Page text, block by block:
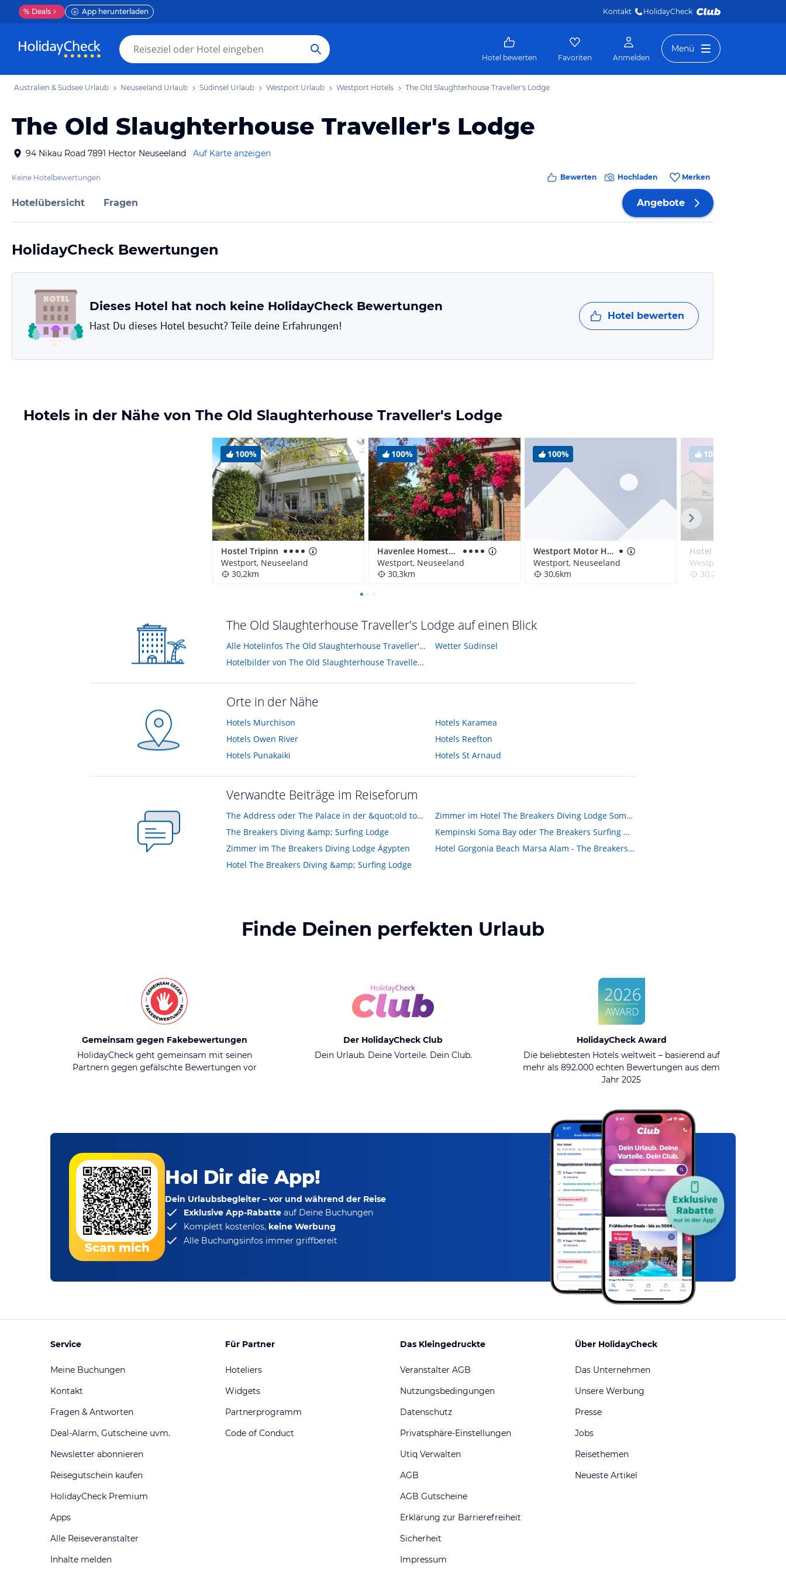
% Deals App herunterladen Kontakt HolidayCheck
Hotel bewerten Favoriten Anmelden
Menü
Australien & Südsee Urlaub Neuseeland Urlaub Südinsel Urlaub Westport Urlaub Westport Hotels The Old Slaughterhouse Traveller's Lodge
The Old Slaughterhouse Traveller's Lodge
94 Nikau Road 7891 Hector Neuseeland Auf Karte anzeigen
Keine Hotelbewertungen Bewerten Hochladen Merken
Hotelübersicht Fragen Angebote
HolidayCheck Bewertungen
Dieses Hotel hat noch keine HolidayCheck Bewertungen
Hast Du dieses Hotel besucht? Teile deine Erfahrungen!
Hotel bewerten
Hotels in der Nähe von The Old Slaughterhouse Traveller's Lodge
100%
Hostel Tripinn
Westport, Neuseeland
30,2km
100%
Havenlee Homestay Guesthouse
Westport, Neuseeland
30,3km
100%
Westport Motor Hotel
Westport, Neuseeland
30,6km
100%
Westport, Neuseeland
30,7km
The Old Slaughterhouse Traveller's Lodge auf einen Blick
Alle Hotelinfos The Old Slaughterhouse Traveller's Lodge
Hotelbilder von The Old Slaughterhouse Traveller's Lodge
Wetter Südinsel
Orte in der Nähe
Hotels Murchison
Hotels Owen River
Hotels Punakaiki
Hotels Karamea
Hotels Reefton
Hotels St Arnaud
Verwandte Beiträge im Reiseforum
The Address oder The Palace in der &quot;old town&quot; ?
The Breakers Diving &amp; Surfing Lodge
Zimmer im The Breakers Diving Lodge Ägypten
Hotel The Breakers Diving &amp; Surfing Lodge
Zimmer im Hotel The Breakers Diving Lodge Soma Bay
Kempinski Soma Bay oder The Breakers Surfing &amp; Diving Lodge
Hotel Gorgonia Beach Marsa Alam - The Breakers Diving &amp; Surfing Lodge
Finde Deinen perfekten Urlaub
Gemeinsam gegen Fakebewertungen
HolidayCheck geht gemeinsam mit seinen
Partnern gegen gefälschte Bewertungen vor
Der HolidayCheck Club
Dein Urlaub. Deine Vorteile. Dein Club.
HolidayCheck Award
Die beliebtesten Hotels weltweit – basierend auf
mehr als 892.000 echten Bewertungen aus dem
Jahr 2025
Scan mich
Hol Dir die App!
Dein Urlaubsbegleiter – vor und während der Reise
Exklusive App-Rabatte auf Deine Buchungen
Komplett kostenlos, keine Werbung
Alle Buchungsinfos immer griffbereit
Service
Meine Buchungen
Kontakt
Fragen & Antworten
Deal-Alarm, Gutscheine uvm.
Newsletter abonnieren
Reisegutschein kaufen
HolidayCheck Premium
Apps
Alle Reiseveranstalter
Inhalte melden
Für Partner
Hoteliers
Widgets
Partnerprogramm
Code of Conduct
Das Kleingedruckte
Veranstalter AGB
Nutzungsbedingungen
Datenschutz
Privatsphäre-Einstellungen
Utiq Verwalten
AGB
AGB Gutscheine
Erklärung zur Barrierefreiheit
Sicherheit
Impressum
Über HolidayCheck
Das Unternehmen
Unsere Werbung
Presse
Jobs
Reisethemen
Neueste Artikel